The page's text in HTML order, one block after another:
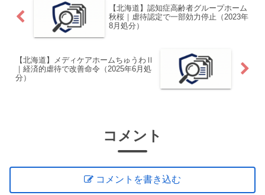
【北海道】認知症高齢者グループホーム
秋桜｜虐待認定で一部効力停止（2023年
8月処分）
【北海道】メディケアホームちゅうわⅡ
｜経済的虐待で改善命令（2025年6月処
分）
コメント
コメントを書き込む